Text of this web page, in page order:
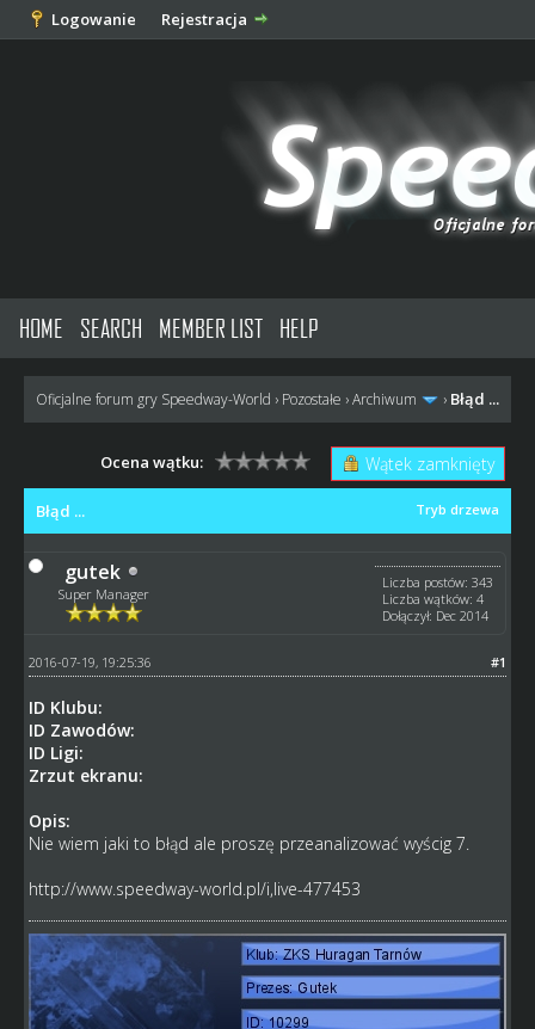
Logowanie Rejestracja
HOME SEARCH MEMBER LIST HELP
Oficjalne forum gry Speedway-World › Pozostałe ›Archiwum › Błąd ...
Wątek zamknięty
Ocena wątku:
Tryb drzewa
Błąd ...
gutek
Super Manager
Liczba postów: 343
Liczba wątków: 4
Dołączył: Dec 2014
#1
2016-07-19, 19:25:36
ID Klubu:
ID Zawodów:
ID Ligi:
Zrzut ekranu:
Opis:
Nie wiem jaki to błąd ale proszę przeanalizować wyścig 7.
http://www.speedway-world.pl/i,live-477453